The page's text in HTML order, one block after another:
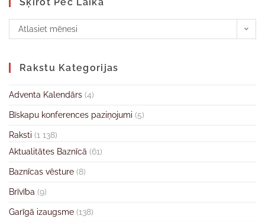
Atlasiet mēnesi
Rakstu Kategorijas
Adventa Kalendārs (4)
Bīskapu konferences paziņojumi (5)
Raksti (1 138)
Aktualitātes Baznīcā (61)
Baznīcas vēsture (8)
Brīvība (9)
Garīgā izaugsme (138)